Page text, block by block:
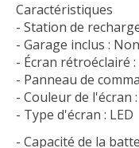
Caractéristiques
- Station de
- Garage inclus :
- Écran rétroéclairé :
- Panneau de
- Couleur de l'écran
- Type d'écran : LED
- Capacité de la